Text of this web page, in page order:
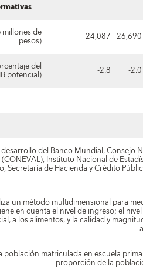
millones de
pesos) 24,087 26,690
del
potencial) -2.8 -2.0
del Banco Mundial, Consejo
Instituto Nacional de
Secretaría de Hacienda y Crédito
un método multidimensional para
en cuenta el nivel de ingreso; el
a los alimentos, y la calidad y
población matriculada en escuela
proporción de la